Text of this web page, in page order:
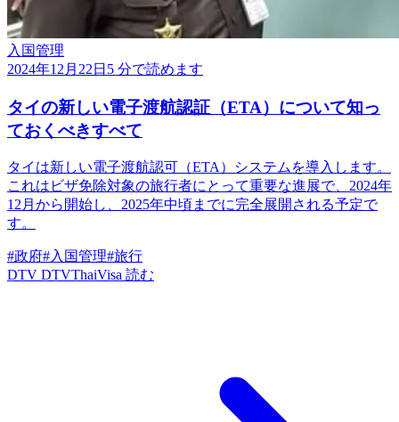
入国管理
2024年12月22日 5 分で読めます
タイの新しい電子渡航認証（ETA）について知っ
ておくべきすべて
タイは新しい電子渡航認可（ETA）システムを導入します。
これはビザ免除対象の旅行者にとって重要な進展で、2024年
12月から開始し、2025年中頃までに完全展開される予定で
す。
#政府#入国管理#旅行
DTV DTVThaiVisa 読む